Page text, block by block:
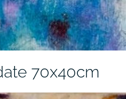
70x40cm